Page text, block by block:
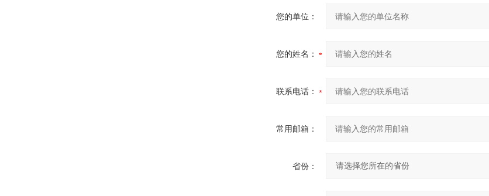
您的单位：
您的姓名：
联系电话：
常用邮箱：
省份：